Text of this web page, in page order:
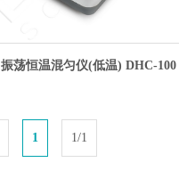
振荡恒温混匀仪(低温) DHC-100
1 1/1